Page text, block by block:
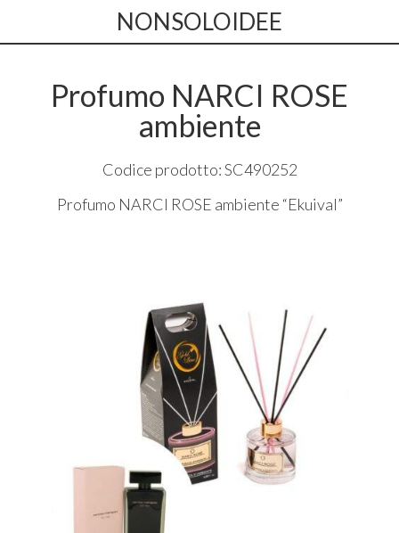
NONSOLOIDEE
Profumo NARCI ROSE
ambiente
Codice prodotto: SC490252
Profumo NARCI ROSE ambiente “Ekuival”